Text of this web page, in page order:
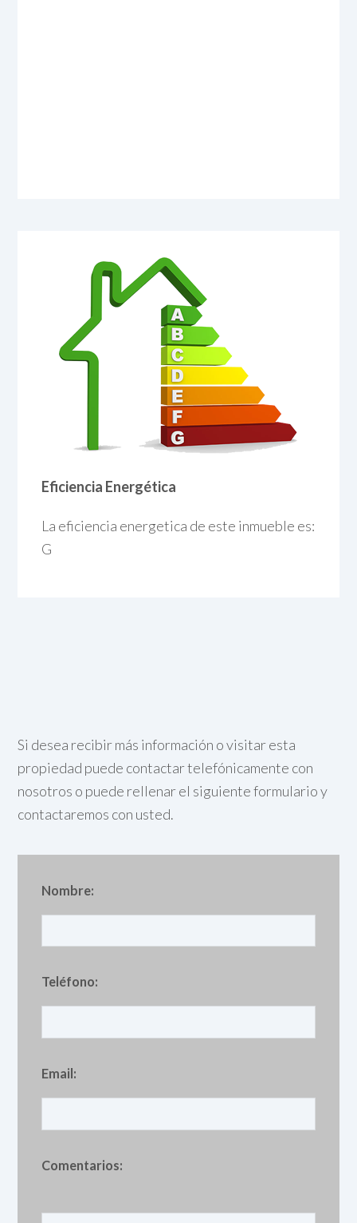
Eficiencia Energética
La eficiencia energetica de este inmueble es:
G
Si desea recibir más información o visitar esta
propiedad puede contactar telefónicamente con
nosotros o puede rellenar el siguiente formulario y
contactaremos con usted.
Nombre:
Teléfono:
Email:
Comentarios: